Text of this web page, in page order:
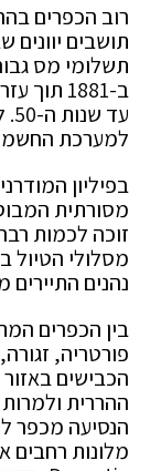
תושבים
תשלומי מס
ב-1881
למערכת החשמל
מסורתית
זוכה לכמות
מסלולי הטיול
נהנים התיירים
בין הכפרים
פורטריה,
הכבישים
ההררית
הנסיעה מכפר
מלונות רחבים